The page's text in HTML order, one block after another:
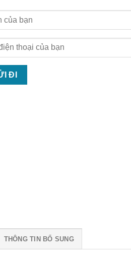
THÔNG TIN BỔ SUNG